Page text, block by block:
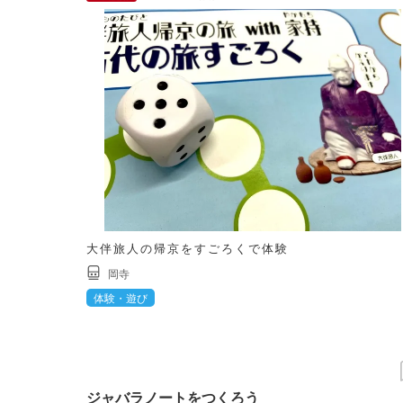
大伴旅人の帰京をすごろくで体験
岡寺
体験・遊び
ジャバラノートをつくろう